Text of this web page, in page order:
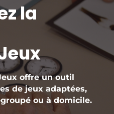
la
offre un outil
de jeux adaptées,
ou à domicile.